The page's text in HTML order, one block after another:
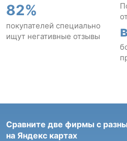
82%
покупателей специально
ищут негативные отзывы
Сравните две фирмы с
на Яндекс картах